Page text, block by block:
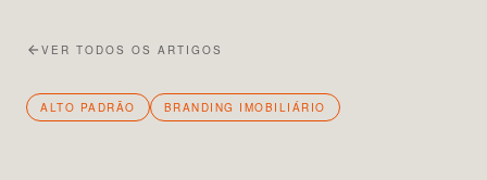
VER TODOS OS ARTIGOS
ALTO PADRÃO BRANDING IMOBILIÁRIO